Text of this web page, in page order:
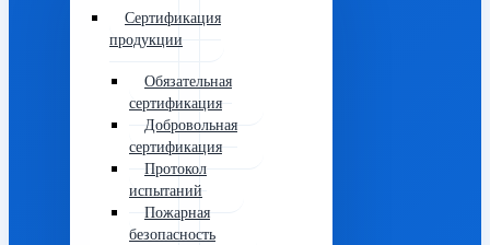
Сертификация
продукции
Обязательная
сертификация
Добровольная
сертификация
Протокол
испытаний
Пожарная
безопасность